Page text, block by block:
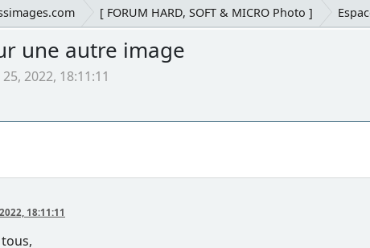
[ FORUM HARD, SOFT & MICRO Photo ]
une autre image
2022, 18:11:11
18:11:11